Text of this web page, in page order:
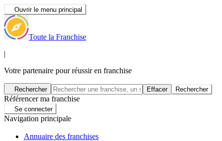
Ouvrir le menu principal
Toute la Franchise
|
Votre partenaire pour réussir en franchise
Rechercher Effacer Rechercher
Référencer ma franchise
Se connecter
Navigation principale
Annuaire des franchises